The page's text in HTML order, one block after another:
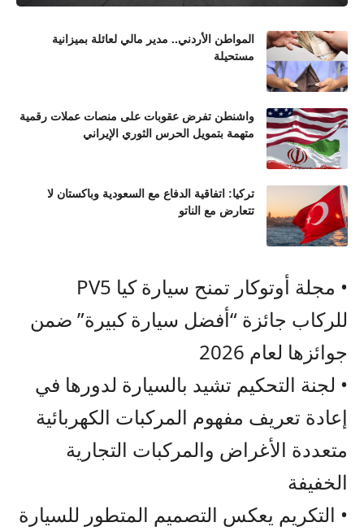
المواطن الأردني.. مدير مالي لعائلة بميزانية
مستحيلة
واشنطن تفرض عقوبات على منصات عملات رقمية
متهمة بتمويل الحرس الثوري الإيراني
تركيا: اتفاقية الدفاع مع السعودية وباكستان لا
تتعارض مع الناتو
• مجلة أوتوكار تمنح سيارة كيا PV5
للركاب جائزة “أفضل سيارة كبيرة” ضمن
جوائز ها لعام
• لجنة التحكيم تشيد بالسيارة لدورها في
إعادة تعريف مفهوم المركبات الكهربائية
متعددة الأغراض والمركبات التجارية
الخفيفة
• التكريم يعكس التصميم المتطور للسيارة